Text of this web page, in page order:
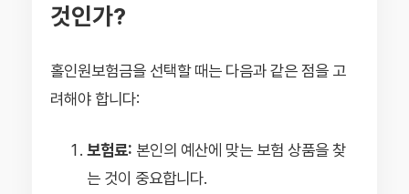
것인가?
홀인원보험금을 선택할 때는 다음과 같은 점을 고
려해야 합니다:
보험료: 본인의 예산에 맞는 보험 상품을 찾
는 것이 중요합니다.